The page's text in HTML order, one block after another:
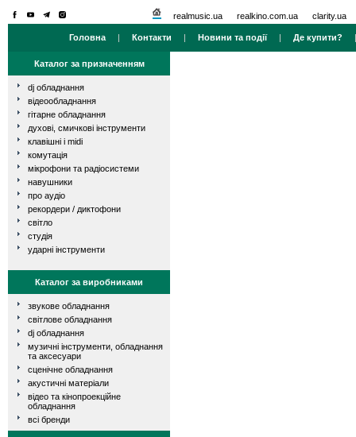
realmusic.ua realkino.com.ua clarity.ua
Головна | Контакти | Новини та події| Де купити?
Каталог за призначенням
dj обладнання
відеообладнання
гітарне обладнання
духові, смичкові інструменти
клавішні і midi
комутація
мікрофони та радіосистеми
навушники
про аудіо
рекордери / диктофони
світло
студія
ударні інструменти
Каталог за виробниками
звукове обладнання
світлове обладнання
dj обладнання
музичні інструменти, обладнання
та аксесуари
сценічне обладнання
акустичні матеріали
відео та кінопроекційне
обладнання
всі бренди